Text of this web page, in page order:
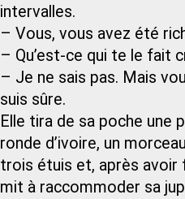
intervalles.
– Vous, vous avez été
– Qu’est-ce qui te le fait
– Je ne sais pas. Mais
suis sûre.
Elle tira de sa poche une
ronde d’ivoire, un
trois étuis et, après avoir
mit à raccommoder sa